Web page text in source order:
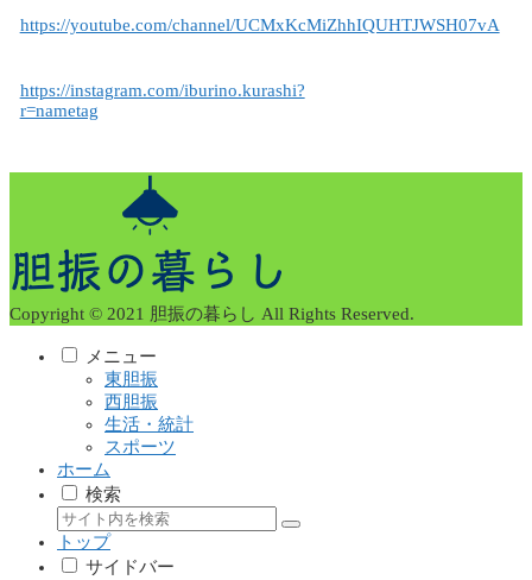
https://youtube.com/channel/UCMxKcMiZhhIQUHTJWSH07vA
https://instagram.com/iburino.kurashi?
r=nametag
Copyright © 2021 胆振の暮らし All Rights Reserved.
メニュー
東胆振
西胆振
生活・統計
スポーツ
ホーム
検索
トップ
サイドバー